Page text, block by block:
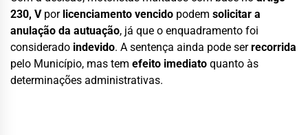
230, Vpor licenciamento vencido podem solicitar a
anulação da autuação, já que o enquadramento foi
considerado indevido. A sentença ainda pode serrecorrida
pelo Município, mas tem efeito imediato quanto às
determinações administrativas.